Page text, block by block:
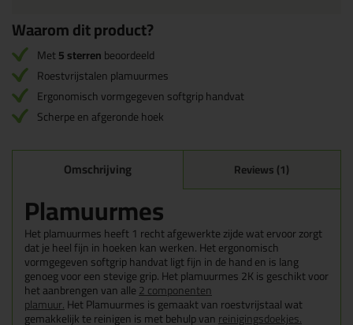
Waarom dit product?
Met5 sterrenbeoordeeld
Roestvrijstalen plamuurmes
Ergonomisch vormgegeven softgrip handvat
Scherpe en afgeronde hoek
Omschrijving Reviews (1)
Plamuurmes
Het plamuurmes heeft 1 recht afgewerkte zijde wat ervoor zorgt
dat je heel fijn in hoeken kan werken. Het ergonomisch
vormgegeven softgrip handvat ligt fijn in de hand en is lang
genoeg voor een stevige grip. Het plamuurmes 2K is geschikt voor
het aanbrengen van alle2 componenten
plamuur.Het Plamuurmes is gemaakt van roestvrijstaal wat
gemakkelijk te reinigen is met behulp vanreinigingsdoekjes.